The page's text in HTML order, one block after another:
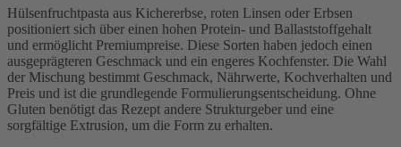
Hülsenfruchtpasta aus Kichererbse, roten Linsen oder Erbsen
positioniert sich über einen hohen Protein- und Ballaststoffgehalt
und ermöglicht Premiumpreise. Diese Sorten haben jedoch einen
ausgeprägteren Geschmack und ein engeres Kochfenster. Die Wahl
der Mischung bestimmt Geschmack, Nährwerte, Kochverhalten und
Preis und ist die grundlegende Formulierungsentscheidung. Ohne
Gluten benötigt das Rezept andere Strukturgeber und eine
sorgfältige Extrusion, um die Form zu erhalten.